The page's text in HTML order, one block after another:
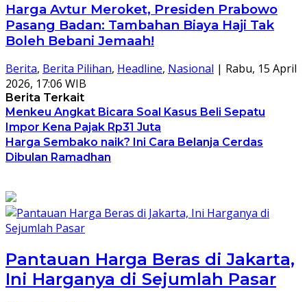
Harga Avtur Meroket, Presiden Prabowo
Pasang Badan: Tambahan Biaya Haji Tak
Boleh Bebani Jemaah!
Berita, Berita Pilihan, Headline, Nasional | Rabu, 15 April
2026, 17:06 WIB
Berita Terkait
Menkeu Angkat Bicara Soal Kasus Beli Sepatu
Impor Kena Pajak Rp31 Juta
Harga Sembako naik? Ini Cara Belanja Cerdas
Dibulan Ramadhan
Pantauan Harga Beras di Jakarta,
Ini Harganya di Sejumlah Pasar